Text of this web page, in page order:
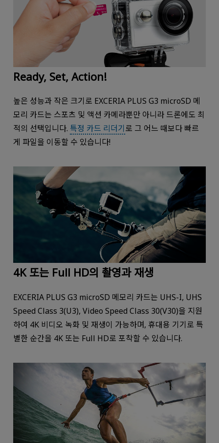
Ready, Set, Action!
높은 성능과 작은 크기로 EXCERIA PLUS G3 microSD 메
모리 카드는 스포츠 및 액션 카메라뿐만 아니라 드론에도 최
적의 선택입니다. 특정 카드 리더기로 그 어느 때보다 빠르
게 파일을 이동할 수 있습니다!
4K 또는 Full HD의 촬영과 재생
EXCERIA PLUS G3 microSD 메모리 카드는 UHS-I, UHS
Speed ​​Class 3(U3), Video Speed ​​Class 30(V30)을 지원
하여 4K 비디오 녹화 및 재생이 가능하며, 휴대용 기기로 특
별한 순간을 4K 또는 Full HD로 포착할 수 있습니다.